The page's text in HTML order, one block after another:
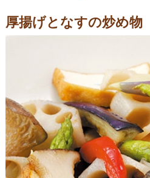
厚揚げとなすの炒め物